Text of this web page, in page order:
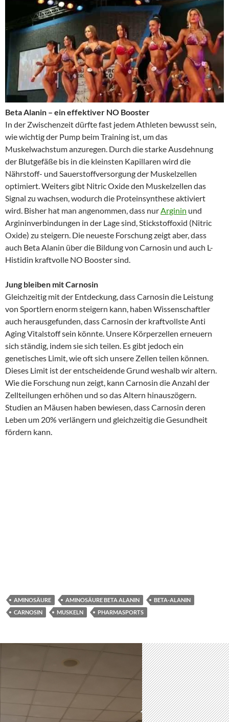
Beta Alanin – ein effektiver NO Booster
In der Zwischenzeit dürfte fast jedem Athleten bewusst sein,
wie wichtig der Pump beim Training ist, um das
Muskelwachstum anzuregen. Durch die starke Ausdehnung
der Blutgefäße bis in die kleinsten Kapillaren wird die
Nährstoff- und Sauerstoffversorgung der Muskelzellen
optimiert. Weiters gibt Nitric Oxide den Muskelzellen das
Signal zu wachsen, wodurch die Proteinsynthese aktiviert
wird. Bisher hat man angenommen, dass nur Arginin und
Argininverbindungen in der Lage sind, Stickstoffoxid (Nitric
Oxide) zu steigern. Die neueste Forschung zeigt aber, dass
auch Beta Alanin über die Bildung von Carnosin und auch L-
Histidin kraftvolle NO Booster sind.
Jung bleiben mit Carnosin
Gleichzeitig mit der Entdeckung, dass Carnosin die Leistung
von Sportlern enorm steigern kann, haben Wissenschaftler
auch herausgefunden, dass Carnosin der kraftvollste Anti
Aging Vitalstoff sein könnte. Unsere Körperzellen erneuern
sich ständig, indem sie sich teilen. Es gibt jedoch ein
genetisches Limit, wie oft sich unsere Zellen teilen können.
Dieses Limit ist der entscheidende Grund weshalb wir altern.
Wie die Forschung nun zeigt, kann Carnosin die Anzahl der
Zellteilungen erhöhen und so das Altern hinauszögern.
Studien an Mäusen haben bewiesen, dass Carnosin deren
Leben um 20% verlängern und gleichzeitig die Gesundheit
fördern kann.
AMINOSÄURE AMINOSÄURE BETA ALANIN
BETA-ALANIN
CARNOSIN
MUSKELN PHARMASPORTS